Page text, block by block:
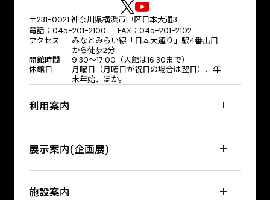
〒231-0021 神奈川県横浜市中区日本大通3
電話：045-201-2100 FAX：045-201-2102
アクセス
みなとみらい線「日本大通り」駅4番出口
から徒歩2分
開館時間
9:30〜17:00（入館は16:30まで）
休館日
月曜日（月曜日が祝日の場合は翌日）、年
末年始、ほか。
利用案内
展示案内(企画展)
施設案内